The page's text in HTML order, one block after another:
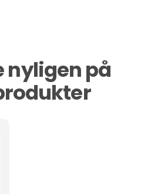
nyligen på